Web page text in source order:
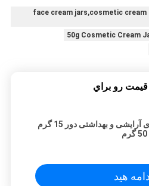
face cream jars,cosmetic
50g Cosmetic Cream
قيمت رو براي
کوزه های آرایشی و بهداشتی دور 15 گرم
هید